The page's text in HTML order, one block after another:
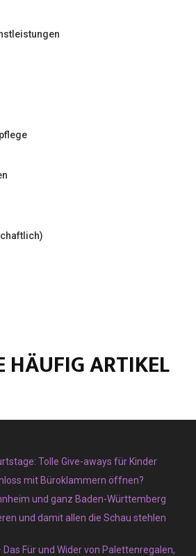
HÄUFIG ARTIKEL
Tolle Give-aways für Kinder
mit Büroklammern öffnen?
und ganz Baden-Württemberg
und damit allen die Schau stehlen
Für und Wider von Palettenregalen,